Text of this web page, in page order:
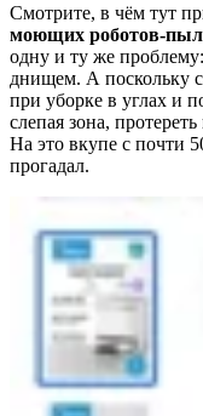
Смотрите, в чём тут
моющих роботов-
одну и ту же
днищем. А поскольку
при уборке в углах и
слепая зона,
На это вкупе с почти
прогадал.